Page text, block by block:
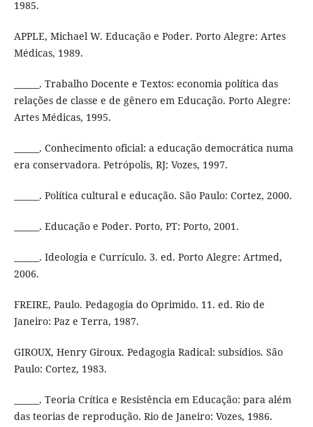
1985.
APPLE, Michael W. Educação e Poder. Porto Alegre: Artes
Médicas, 1989.
______. Trabalho Docente e Textos: economia política das
relações de classe e de gênero em Educação. Porto Alegre:
Artes Médicas, 1995.
______. Conhecimento oficial: a educação democrática numa
era conservadora. Petrópolis, RJ: Vozes, 1997.
______. Política cultural e educação. São Paulo: Cortez, 2000.
______. Educação e Poder. Porto, PT: Porto, 2001.
______. Ideologia e Currículo. 3. ed. Porto Alegre: Artmed,
2006.
FREIRE, Paulo. Pedagogia do Oprimido. 11. ed. Rio de
Janeiro: Paz e Terra, 1987.
GIROUX, Henry Giroux. Pedagogia Radical: subsídios. São
Paulo: Cortez, 1983.
______. Teoria Crítica e Resistência em Educação: para além
das teorias de reprodução. Rio de Janeiro: Vozes, 1986.